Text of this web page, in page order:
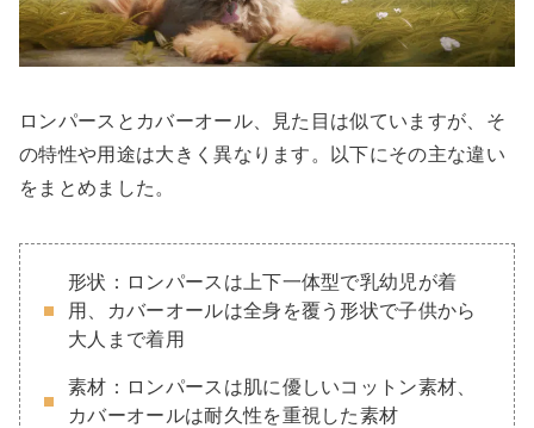
ロンパースとカバーオール、見た目は似ていますが、そ
の特性や用途は大きく異なります。以下にその主な違い
をまとめました。
形状：ロンパースは上下一体型で乳幼児が着
用、カバーオールは全身を覆う形状で子供から
大人まで着用
素材：ロンパースは肌に優しいコットン素材、
カバーオールは耐久性を重視した素材